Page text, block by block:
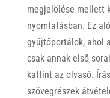
megjelölése mellett
nyomtatásban. Ez
gyűjtőportálok, ahol
csak annak első
kattint az olvasó.
szövegrészek